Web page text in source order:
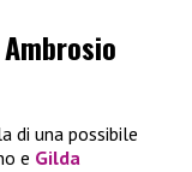
di una possibile
e Gilda